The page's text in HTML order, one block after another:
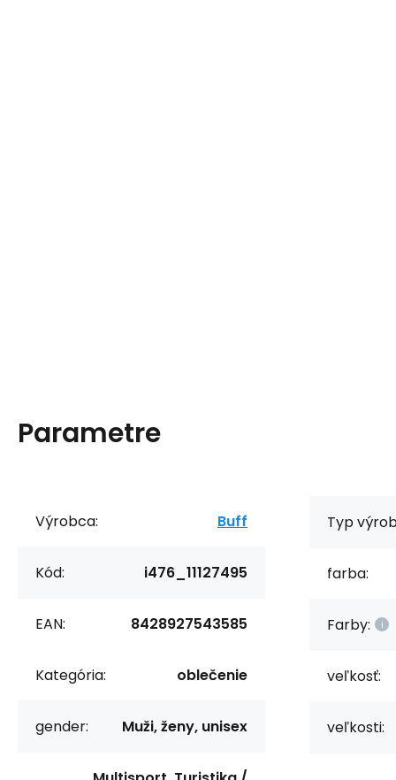
Parametre
Výrobca: Buff
Kód: i476_11127495
EAN: 8428927543585
Kategória: oblečenie
gender: Muži, ženy, unisex
Typ
farba:
Farby:
veľkosť:
veľkosti: